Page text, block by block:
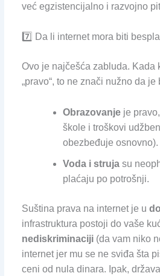
već egzistencijalno i razvojno
7️⃣ Da li internet mora biti
Ovo je najčešća zabluda. Kada
„pravo“, to ne znači nužno da je
Obrazovanjeje
škole i troškovi
obezbeđuje osnovno).
Voda i strujasu
plaćaju po potrošnji.
Suština prava na internet je u
infrastruktura postoji do vaše
nediskriminaciji(da vam niko
internet jer mu se ne sviđa šta
ceni od nula dinara. Ipak,